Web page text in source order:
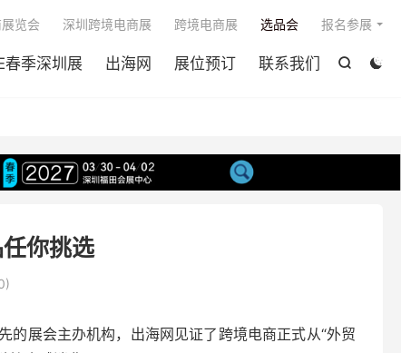


春季深圳展 出海网 展位预订 联系我们
览会 深圳跨境电商展 跨境电商展 选品会 报名参展
你挑选
)
展会主办机构，出海网见证了跨境电商正式从“外贸